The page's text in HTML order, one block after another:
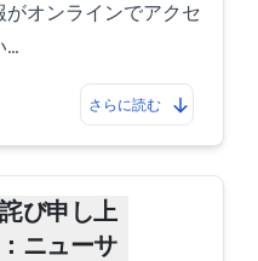
オンラインでアクセ
…
さらに読む
詫び申し上
ニューサ